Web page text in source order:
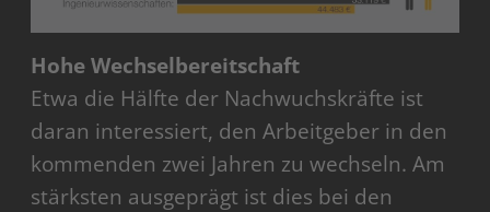
Hohe Wechselbereitschaft
Etwa die Hälfte der Nachwuchskräfte ist
daran interessiert, den Arbeitgeber in den
kommenden zwei Jahren zu wechseln. Am
stärksten ausgeprägt ist dies bei den